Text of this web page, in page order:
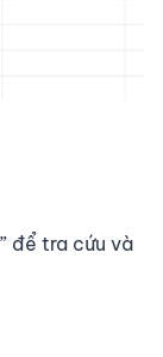
để tra cứu và